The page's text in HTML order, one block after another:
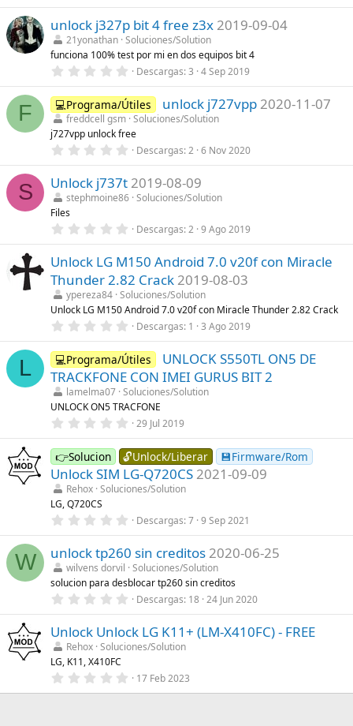
l
l
a
(
s
0
0
e
s
t
r
l
l
a
(
s
unlock j327p bit 4 free z3x 2019-09-04
21yonathan Soluciones/Solution
funciona 100% test por mi en dos equipos bit 4
0
0
0
e
s
t
r
l
a
(
Descargas 3 4 Sep 2019
F 💻Programa/Útiles unlock j727vpp 2020-11-07
freddcell gsm Soluciones/Solution
j727vpp unlock free
0
0
0
e
s
r
l
l
a
(
s
)
Descargas 2 6 Nov 2020
S Unlock j737t 2019-08-09
stephmoine86 Soluciones/Solution
Files
0
0
0
e
s
t
r
e
l
a
(
s
)
Descargas 2 9 Ago 2019
Unlock LG M150 Android 7.0 v20f con Miracle
Thunder 2.82 Crack 2019-08-03
ypereza84 Soluciones/Solution
Unlock LG M150 Android 7.0 v20f con Miracle Thunder 2.82 Crack
0
0
0
e
s
t
r
e
l
a
(
s
)
Descargas 1 3 Ago 2019
L 💻Programa/Útiles
UNLOCK S550TL ON5 DE
TRACKFONE CON IMEI GURUS BIT 2
lamelma07 Soluciones/Solution
UNLOCK ON5 TRACFONE
0
0
0
e
s
t
l
(
s
)
29 Jul 2019
👉Solucion 🔓Unlock/Liberar 💾Firmware/Rom
Unlock SIM LG-Q720CS 2021-09-09
Rehox Soluciones/Solution
LG, Q720CS
0
0
0
e
s
t
r
l
l
a
(
Descargas 7 9 Sep 2021
W unlock tp260 sin creditos 2020-06-25
wilvens dorvil
Soluciones/Solution
solucion para desblocar tp260 sin creditos
0
0
0
e
s
r
l
Descargas 18 24 Jun 2020
Unlock Unlock LG K11+ (LM-X410FC) - FREE
Rehox Soluciones/Solution
LG, K11, X410FC
0
0
17 Feb 2023